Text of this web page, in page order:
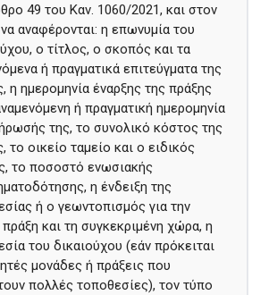
49 του Καν. 1060/2021, και στον
αναφέρονται: η επωνυμία του
ο τίτλος, ο σκοπός και τα
ή πραγματικά επιτεύγματα της
η ημερομηνία έναρξης της πράξης
ή πραγματική ημερομηνία
της, το συνολικό κόστος της
το οικείο ταμείο και ο ειδικός
το ποσοστό ενωσιακής
η ένδειξη της
ή ο γεωντοπισμός για την
πράξη και τη συγκεκριμένη χώρα, η
του δικαιούχου (εάν πρόκειται
μονάδες ή πράξεις που
πολλές τοποθεσίες), τον τύπο